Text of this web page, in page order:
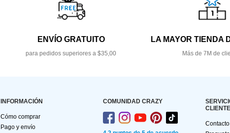
ENVÍO GRATUITO
para pedidos superiores a $35,00
LA MAYOR TIENDA
Más de 7M de
INFORMACIÓN
Cómo comprar
Pago y envío
COMUNIDAD CRAZY
CLIENTE
Contacto